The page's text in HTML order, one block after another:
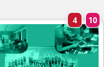
4 10